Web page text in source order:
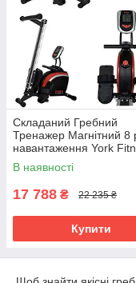
Складаний Гребний
Тренажер Магнітний 8
навантаження York
Performance, для
домашнього
В наявності
17 788 ₴ 22 235 ₴
Купити